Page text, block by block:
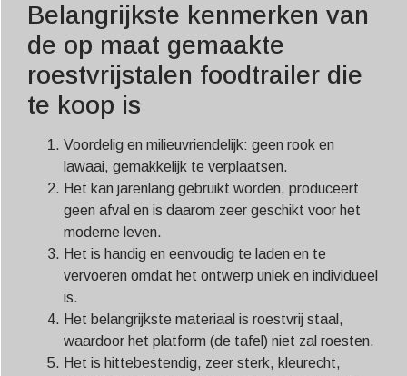
Belangrijkste kenmerken van
de op maat gemaakte
roestvrijstalen foodtrailer die
te koop is
Voordelig en milieuvriendelijk: geen rook en
lawaai, gemakkelijk te verplaatsen.
Het kan jarenlang gebruikt worden, produceert
geen afval en is daarom zeer geschikt voor het
moderne leven.
Het is handig en eenvoudig te laden en te
vervoeren omdat het ontwerp uniek en individueel
is.
Het belangrijkste materiaal is roestvrij staal,
waardoor het platform (de tafel) niet zal roesten.
Het is hittebestendig, zeer sterk, kleurecht,